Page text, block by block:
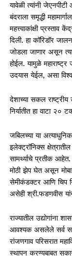
यावेळी त्यांनी
बंदराला समृद्धी
महत्त्वाकांक्षी प्रस्ताव
दिली. हा कॉरिडॉर
जोडला जाणार असून
होईल. यामुळे
उदयास येईल, असा
देशाच्या सकल राष्ट्रीय
निर्यातीत हा वाटा २०
जबिलच्या या
इलेक्ट्रॉनिक्स
सामर्थ्याचे प्रतीक
मोठी झेप घेत असून
सेमीकंडक्टर आणि चिप
असेही श्री.फडणवीस
राज्यातील उद्योगांना
आवश्यक असलेले सर्व
रांजणगाव परिसरात
स्थापन करण्यबाबत